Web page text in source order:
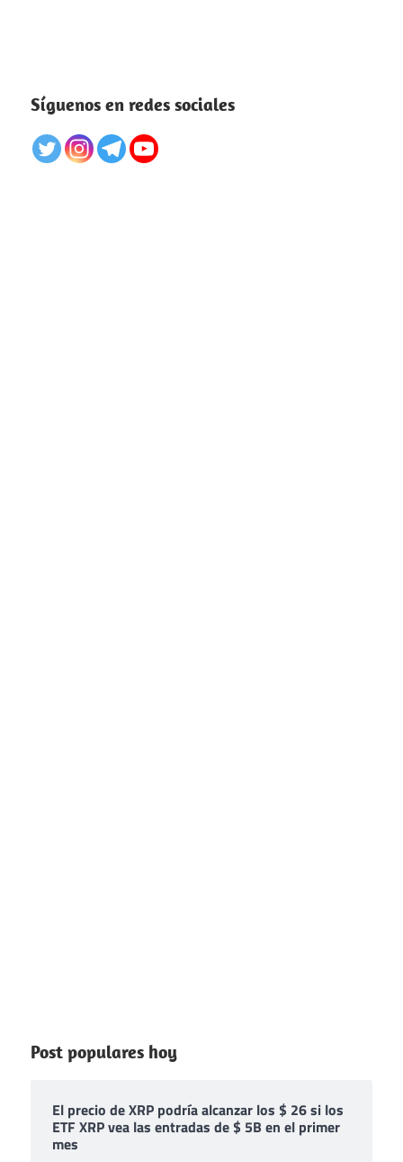
Síguenos en redes sociales
Post populares hoy
El precio de XRP podría alcanzar los $ 26 si los
ETF XRP vea las entradas de $ 5B en el primer
mes